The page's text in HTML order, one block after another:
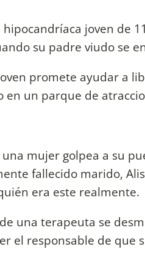
hipocandríaca joven de
su padre viudo se
promete ayudar a
en un parque de
una mujer golpea a su
fallecido marido,
era este realmente.
una terapeuta se
el responsable de que